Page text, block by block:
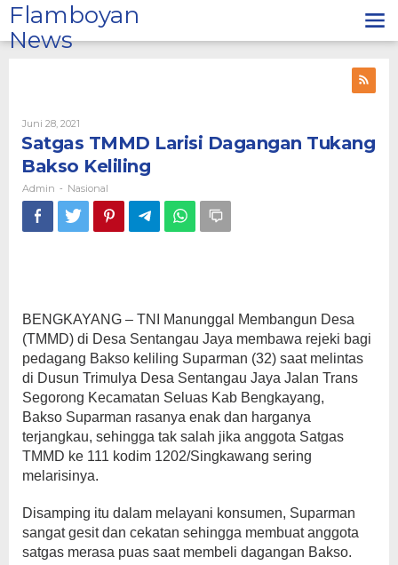
Lewati
ke
konten
Flamboyan
News
Juni 28, 2021
Admin
Satgas TMMD Larisi Dagangan Tukang
Bakso Keliling
Admin - Nasional
BENGKAYANG – TNI Manunggal Membangun Desa
(TMMD) di Desa Sentangau Jaya membawa rejeki bagi
pedagang Bakso keliling Suparman (32) saat melintas
di Dusun Trimulya Desa Sentangau Jaya Jalan Trans
Segorong Kecamatan Seluas Kab Bengkayang,
Bakso Suparman rasanya enak dan harganya
terjangkau, sehingga tak salah jika anggota Satgas
TMMD ke 111 kodim 1202/Singkawang sering
melarisinya.
Disamping itu dalam melayani konsumen, Suparman
sangat gesit dan cekatan sehingga membuat anggota
satgas merasa puas saat membeli dagangan Bakso.